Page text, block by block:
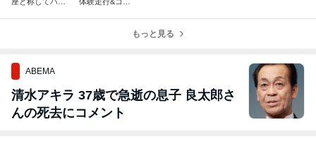
もっと見る
ABEMA
清水アキラ 37歳で急逝の息子 良太郎さ
んの死去にコメント